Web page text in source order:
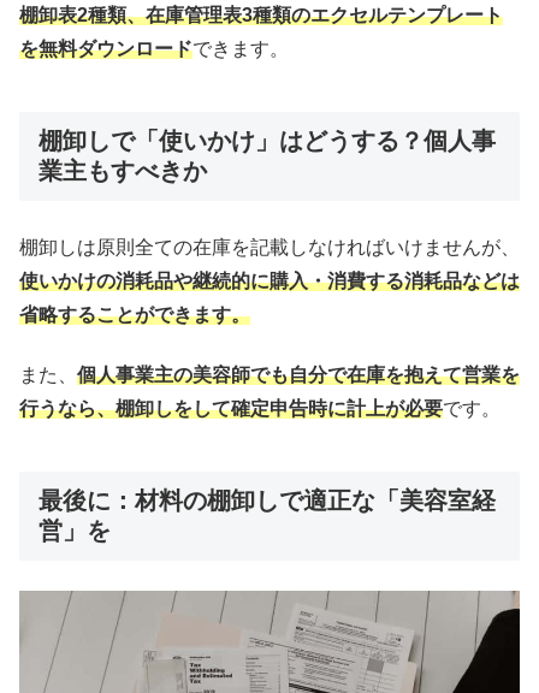
棚卸表2種類、在庫管理表3種類のエクセルテンプレート
を無料ダウンロードできます。
棚卸しで「使いかけ」はどうする？個人事
業主もすべきか
棚卸しは原則全ての在庫を記載しなければいけませんが、
使いかけの消耗品や継続的に購入・消費する消耗品などは
省略することができます。
また、 個人事業主の美容師でも自分で在庫を抱えて営業を
行うなら、棚卸しをして確定申告時に計上が必要です。
最後に：材料の棚卸しで適正な「美容室経
営」を